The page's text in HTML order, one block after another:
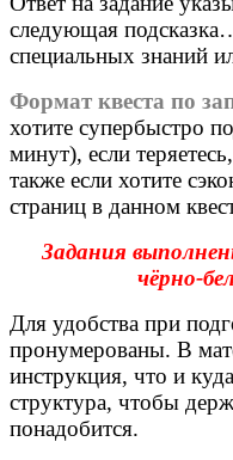
следующая
специальных знаний
Формат квеста по
хотите супербыстро
минут), если
также если хотите
страниц в данном
Задания
чёрно-
Для удобства при
пронумерованы. В
инструкция, что и
структура, чтобы
понадобится.